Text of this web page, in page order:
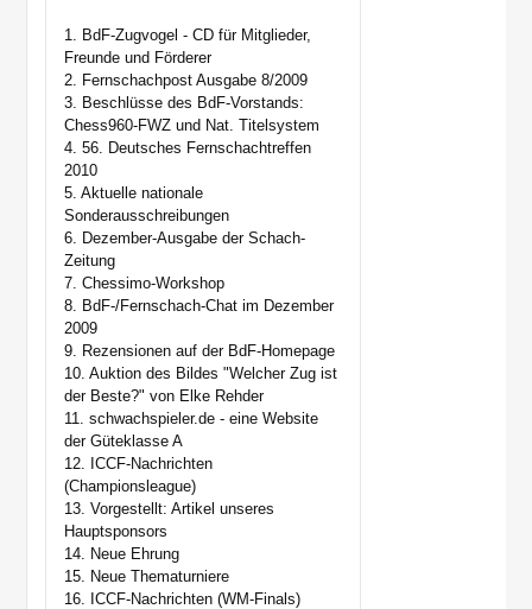
1. BdF-Zugvogel - CD für Mitglieder,
Freunde und Förderer
2. Fernschachpost Ausgabe 8/2009
3. Beschlüsse des BdF-Vorstands:
Chess960-FWZ und Nat. Titelsystem
4. 56. Deutsches Fernschachtreffen
2010
5. Aktuelle nationale
Sonderausschreibungen
6. Dezember-Ausgabe der Schach-
Zeitung
7. Chessimo-Workshop
8. BdF-/Fernschach-Chat im Dezember
2009
9. Rezensionen auf der BdF-Homepage
10. Auktion des Bildes "Welcher Zug ist
der Beste?" von Elke Rehder
11. schwachspieler.de - eine Website
der Güteklasse A
12. ICCF-Nachrichten
(Championsleague)
13. Vorgestellt: Artikel unseres
Hauptsponsors
14. Neue Ehrung
15. Neue Thematurniere
16. ICCF-Nachrichten (WM-Finals)